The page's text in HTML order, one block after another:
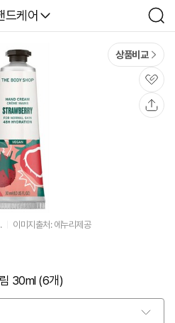
나와
드케어
검
색
상품비교
관
심
이미지출처: 에누리제공
30ml (6개)